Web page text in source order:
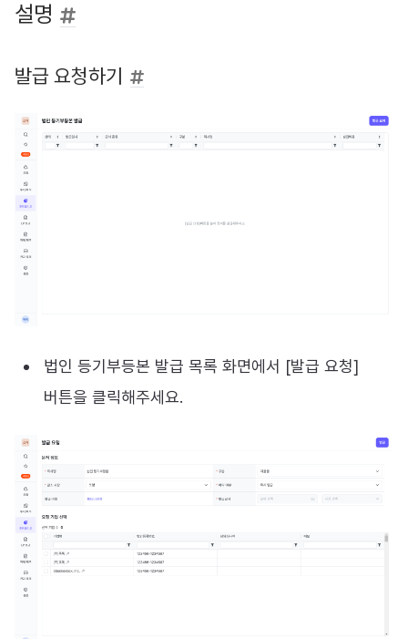
설명
발급 요청하기
법인 등기부등본 발급 목록 화면에서 [발급 요청]
버튼을 클릭해주세요.